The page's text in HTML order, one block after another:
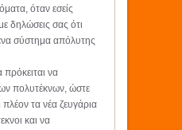
όταν εσείς
δηλώσεις σας ότι
σύστημα απόλυτης
πρόκειται να
πολυτέκνων, ώστε
πλέον τα νέα ζευγάρια
και να